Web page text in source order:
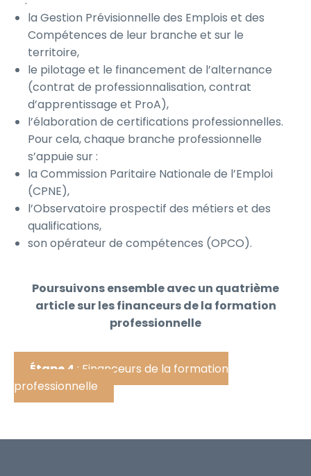
la Gestion Prévisionnelle des Emplois et des
Compétences de leur branche et sur le
territoire,
le pilotage et le financement de l’alternance
(contrat de professionnalisation, contrat
d’apprentissage et ProA),
l’élaboration de certifications professionnelles.
Pour cela, chaque branche professionnelle
s’appuie sur :
la Commission Paritaire Nationale de l’Emploi
(CPNE),
l’Observatoire prospectif des métiers et des
qualifications,
son opérateur de compétences (OPCO).
Poursuivons ensemble avec un quatrième
article sur les financeurs de la formation
professionnelle
Étape 4 : Financeurs de la formation
professionnelle